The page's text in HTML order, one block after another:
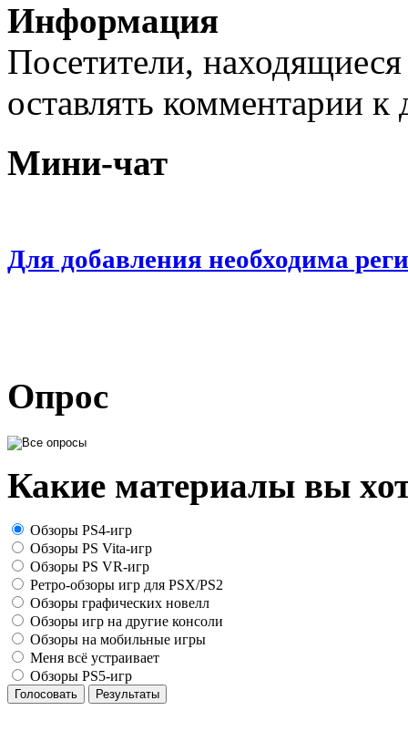
Информация
Посетители,
оставлять комментарии
Мини-чат
Для добавления необходима
Опрос
Какие материалы вы
Обзоры PS4-игр
Обзоры PS Vita-игр
Обзоры PS VR-игр
Ретро-обзоры игр для PSX/PS2
Обзоры графических новелл
Обзоры игр на другие консоли
Обзоры на мобильные игры
Меня всё устраивает
Обзоры PS5-игр
Голосовать Результаты